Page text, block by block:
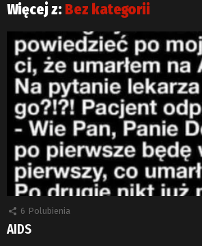
Więcej z: Bez kategorii
6 Polubienia
AIDS